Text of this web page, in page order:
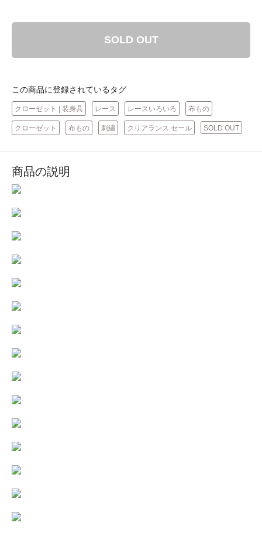
SOLD OUT
この商品に登録されているタグ
クローゼット | 装身具 レース レースいろいろ 布もの
クローゼット 布もの 刺繍 クリアランス セール SOLD OUT
商品の説明